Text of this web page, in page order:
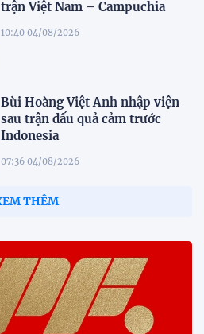
trận Việt Nam – Campuchia
10:40 04/08/2026
Bùi Hoàng Việt Anh nhập viện
sau trận đấu quả cảm trước
Indonesia
07:36 04/08/2026
00:00 04/08/2026
HLV Kim Sang-sik: "Tôi ném